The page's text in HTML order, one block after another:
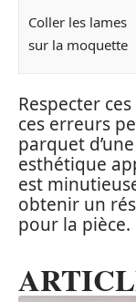
Coller les lames
sur la moquette
Respecter
ces erreurs
parquet
esthétique
est
obtenir un
pour la pièce.